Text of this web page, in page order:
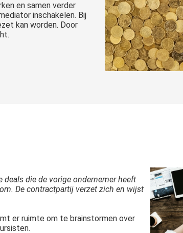
en samen verder
inschakelen. Bij
kan worden. Door
die de vorige ondernemer heeft
De contractpartij verzet zich en wijst
er ruimte om te brainstormen over